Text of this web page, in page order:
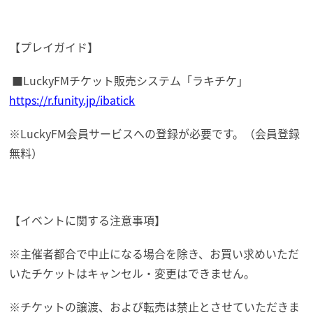
【プレイガイド】
■LuckyFMチケット販売システム「ラキチケ」
https://r.funity.jp/ibatick
※LuckyFM会員サービスへの登録が必要です。（会員登録
無料）
【イベントに関する注意事項】
※主催者都合で中止になる場合を除き、お買い求めいただ
いたチケットはキャンセル・変更はできません。
※チケットの譲渡、および転売は禁止とさせていただきま